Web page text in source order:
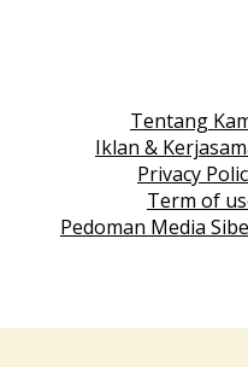
Tentang
Iklan &
Privacy
Term of
Pedoman Media